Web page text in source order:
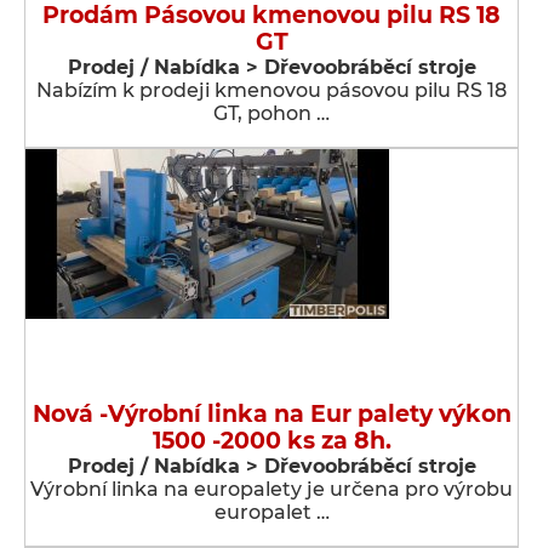
Prodám Pásovou kmenovou pilu RS 18
GT
Prodej / Nabídka > Dřevoobráběcí stroje
Nabízím k prodeji kmenovou pásovou pilu RS 18
GT, pohon …
Nová -Výrobní linka na Eur palety výkon
1500 -2000 ks za 8h.
Prodej / Nabídka > Dřevoobráběcí stroje
Výrobní linka na europalety je určena pro výrobu
europalet …